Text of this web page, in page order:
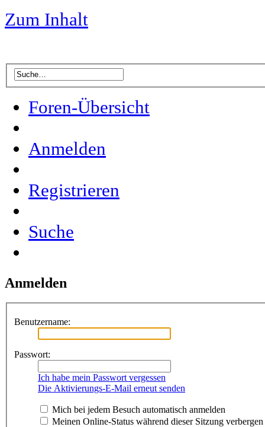
Zum Inhalt
Foren-Übersicht
Anmelden
Registrieren
Suche
Anmelden
Benutzername:
Passwort:
Ich habe mein Passwort vergessen
Die Aktivierungs-E-Mail erneut senden
Mich bei jedem Besuch automatisch anmelden
Meinen Online-Status während dieser Sitzung verbergen